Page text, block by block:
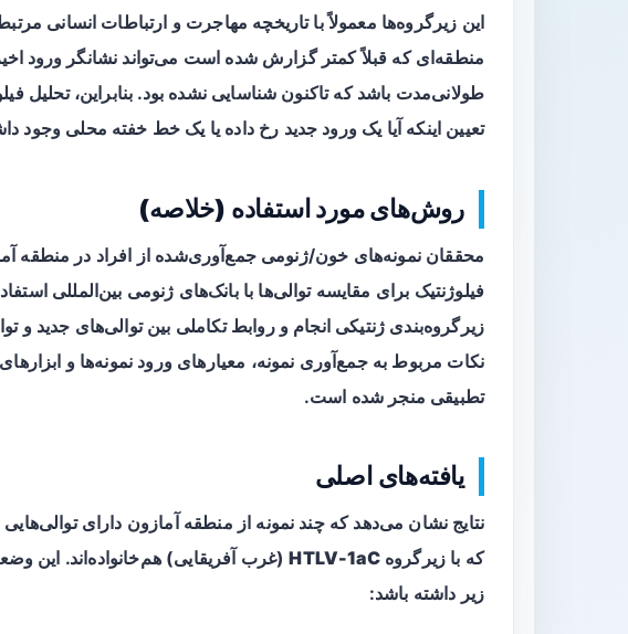
این زیرگروه‌ها معمولاً با تاریخچه مهاجرت و ارتباطات انسانی
منطقه‌ای که قبلاً کمتر گزارش شده است می‌تواند نشانگر ورود
طولانی‌مدت باشد که تاکنون شناسایی نشده بود. بنابراین، تحلیل
تعیین اینکه آیا یک ورود جدید رخ داده یا یک خط خفته محلی
روش‌های مورد استفاده (خلاصه)
محققان نمونه‌های خون/ژنومی جمع‌آوری‌شده از افراد در منطقه
فیلوژنتیک برای مقایسه توالی‌ها با بانک‌های ژنومی بین‌المللی
زیرگروه‌بندی ژنتیکی انجام و روابط تکاملی بین توالی‌های جدید
نکات مربوط به جمع‌آوری نمونه، معیارهای ورود نمونه‌ها و ابزارهای
تطبیقی منجر شده است.
یافته‌های اصلی
نتایج نشان می‌دهد که چند نمونه از منطقه آمازون دارای
که با زیرگروهHTLV-1aC(غرب آفریقایی) هم‌خانواده‌اند. این
زیر داشته باشد: